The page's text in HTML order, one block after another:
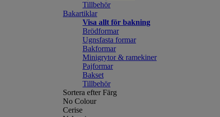
Tillbehör
Bakartiklar
Visa allt för bakning
Brödformar
Ugnsfasta formar
Bakformar
Minigrytor & ramekiner
Pajformar
Bakset
Tillbehör
Sortera efter Färg
No Colour
Cerise